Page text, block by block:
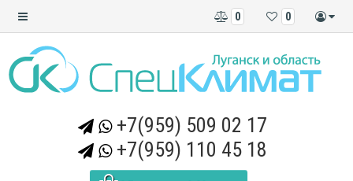
0
0
+7(959) 509 02 17
+7(959) 110 45 18